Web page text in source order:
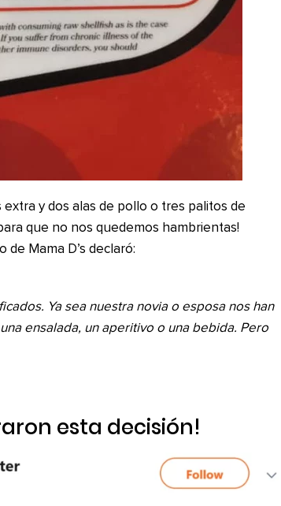
y dos alas de pollo o tres palitos de
que no nos quedemos hambrientas!
de Mama D’s declaró:
Ya sea nuestra novia o esposa nos han
ensalada, un aperitivo o una bebida. Pero
esta decisión!